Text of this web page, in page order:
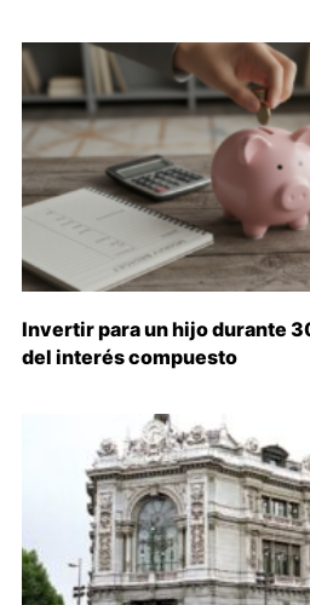
Invertir para un hijo durante
del interés compuesto